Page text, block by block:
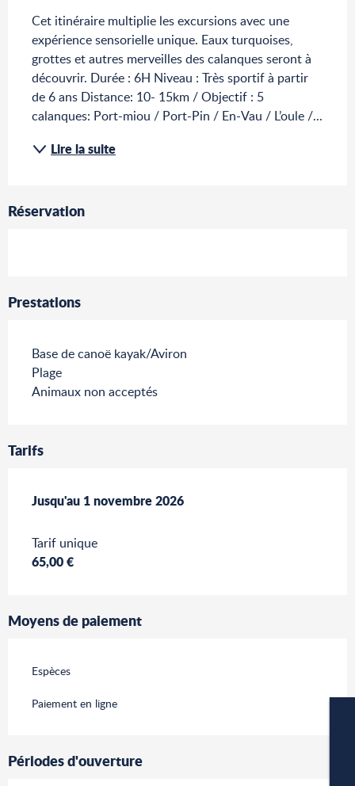
Cet itinéraire multiplie les excursions avec une
expérience sensorielle unique. Eaux turquoises,
grottes et autres merveilles des calanques seront à
découvrir. Durée : 6H Niveau : Très sportif à partir
de 6 ans Distance: 10- 15km / Objectif : 5
calanques: Port-miou / Port-Pin / En-Vau / L’oule /...
Lire la suite
Réservation
Prestations
Base de canoë kayak/Aviron
Plage
Animaux non acceptés
Tarifs
Du1 mai 2026au1 novembre 2026
Jusqu'au 1 novembre 2026
Tarif unique
65,00 €
Moyens de paiement
Espèces
Paiement en ligne
Périodes d'ouverture